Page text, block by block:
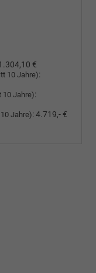
€
10 Jahre):
10 Jahre):
Jahre):4.719,- €